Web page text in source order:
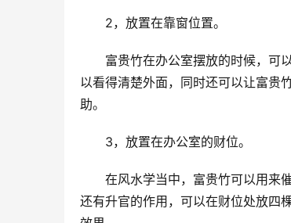
2，放置在靠窗位置。
富贵竹在办公室摆放的时候，可以
以看得清楚外面，同时还可以让富贵
助。
3，放置在办公室的财位。
在风水学当中，富贵竹可以用来催
还有升官的作用，可以在财位处放四